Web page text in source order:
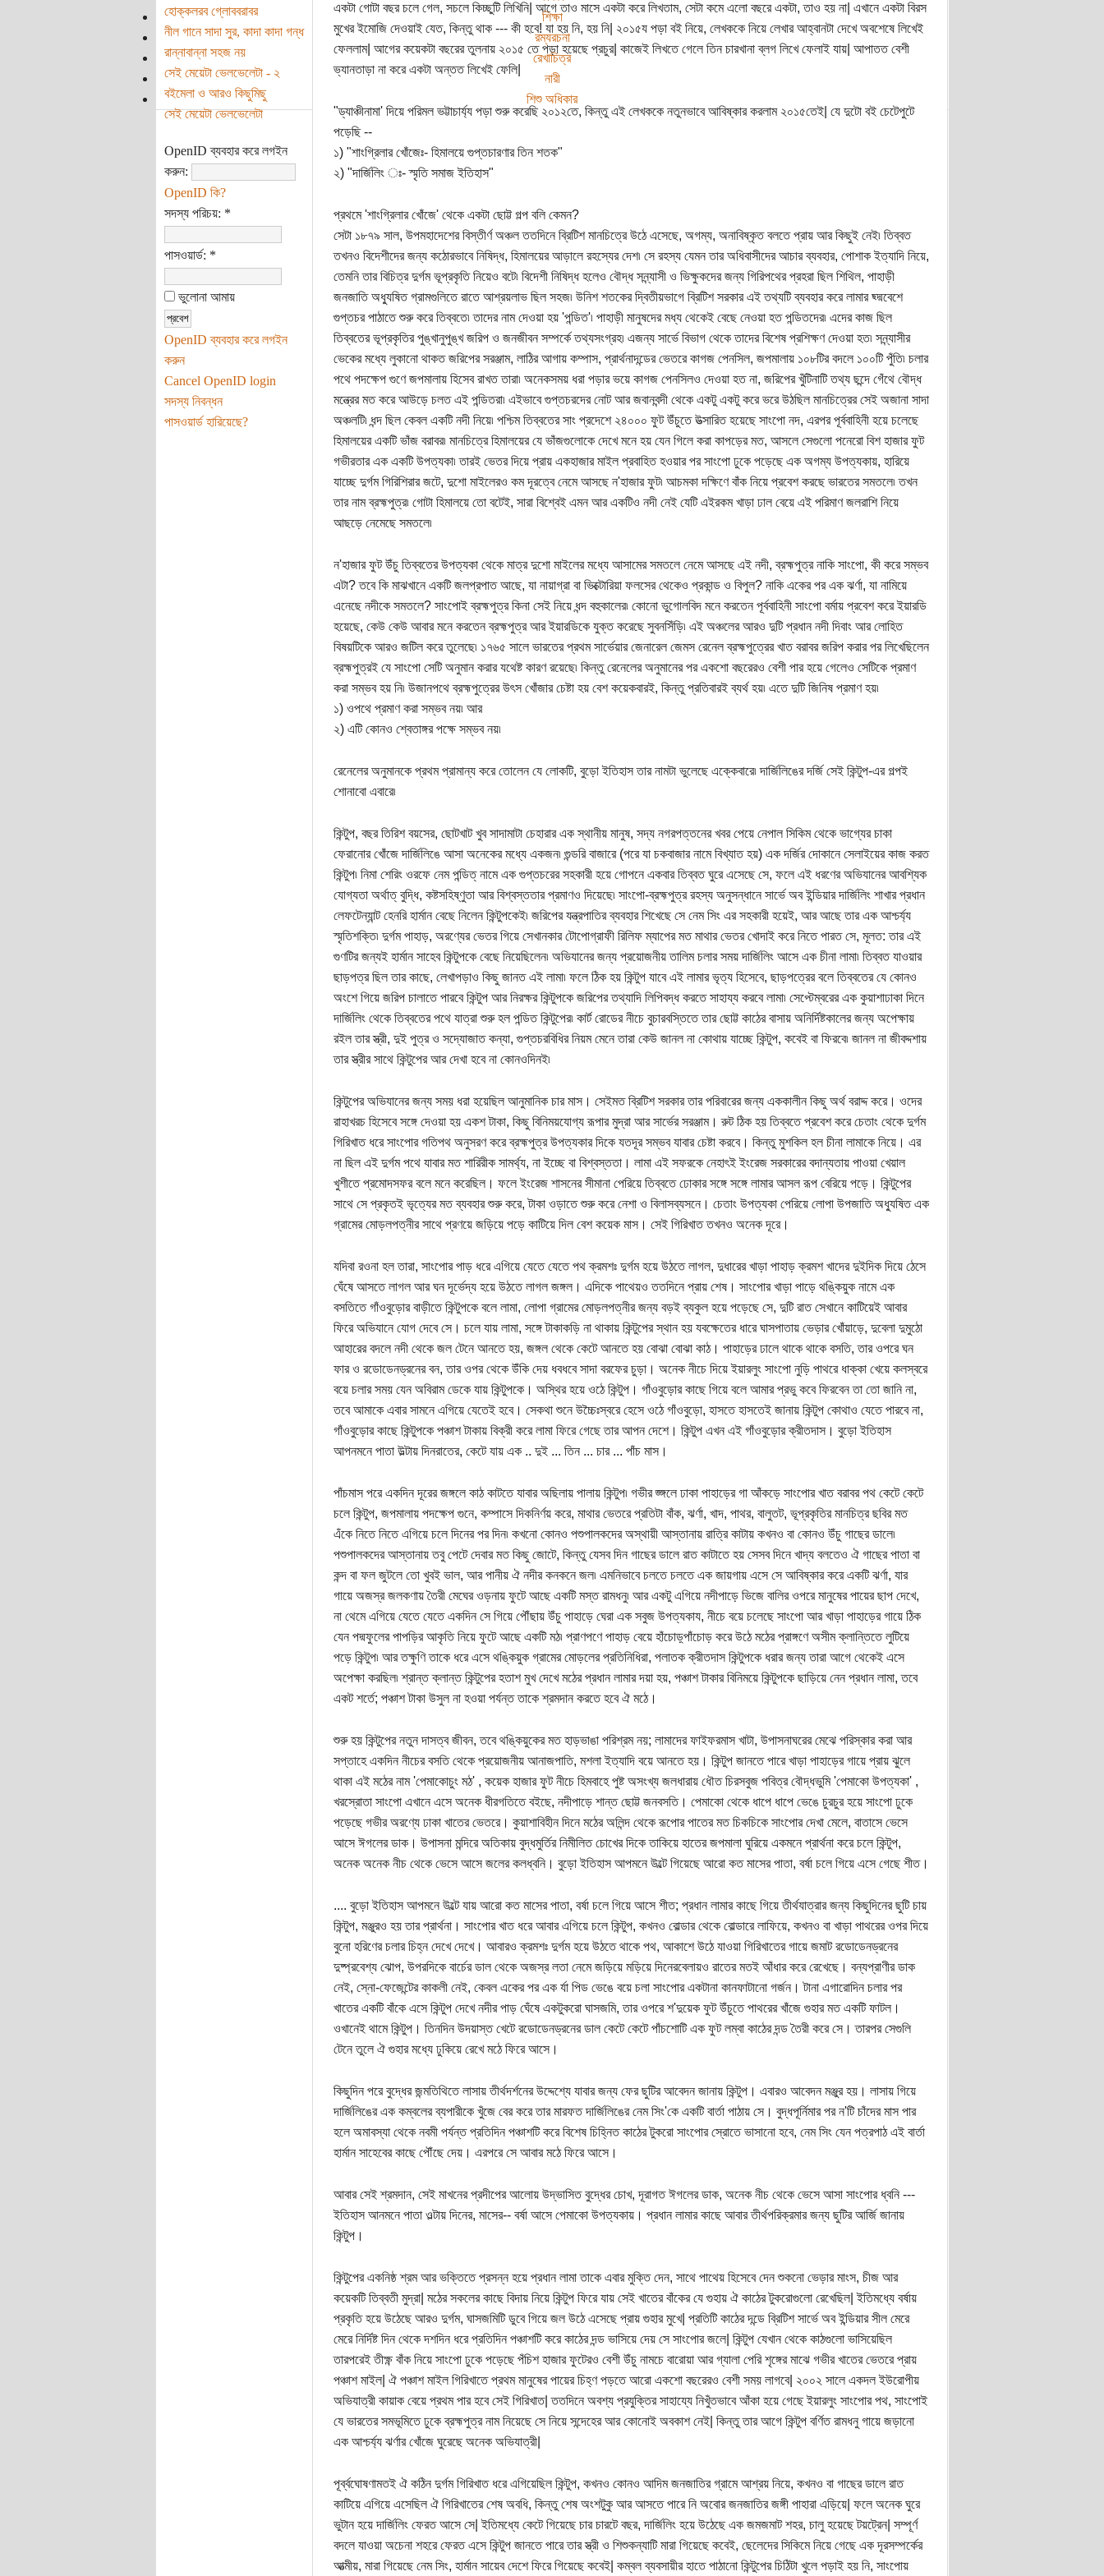
শিক্ষা
রম্যরচনা
রেখাচিত্র
নারী
শিশু অধিকার
হোক্কলরব গ্লোববরাবর
নীল গানে সাদা সুর, কাদা কাদা গন্ধ
রান্নাবান্না সহজ নয়
সেই মেয়েটা ভেলভেলেটা - ২
বইমেলা ও আরও কিছুমিছু
সেই মেয়েটা ভেলভেলেটা
OpenID ব্যবহার করে লগইন
করুন:
OpenID কি?
সদস্য পরিচয়: *
পাসওয়ার্ড: *
ভুলোনা আমায়
OpenID ব্যবহার করে লগইন
করুন
Cancel OpenID login
সদস্য নিবন্ধন
পাসওয়ার্ড হারিয়েছে?
একটা গোটা বছর চলে গেল, সচলে কিচ্ছুটি লিখিনি| আগে তাও মাসে একটা করে লিখতাম, সেটা কমে এলো বছরে একটা, তাও হয় না| এখানে একটা বিরস
মুখের ইমোজি দেওয়াই যেত, কিন্তু থাক --- কী হবে! যা হয় নি, হয় নি| ২০১৫য পড়া বই নিয়ে, লেখককে নিয়ে লেখার আহ্বানটা দেখে অবশেষে লিখেই
ফেললাম| আগের কয়েকটা বছরের তুলনায় ২০১৫ তে পড়া হয়েছে প্রচুর| কাজেই লিখতে গেলে তিন চারখানা ব্লগ লিখে ফেলাই যায়| আপাতত বেশী
ভ্যানতাড়া না করে একটা অন্তত লিখেই ফেলি|
"ড্যাঞ্চীনামা' দিয়ে পরিমল ভট্টাচার্য্য পড়া শুরু করেছি ২০১২তে, কিন্তু এই লেখককে নতুনভাবে আবিষ্কার করলাম ২০১৫তেই| যে দুটো বই চেটেপুটে
পড়েছি --
১) "শাংগ্রিলার খোঁজেঃ- হিমালয়ে গুপ্তচারণার তিন শতক"
২) "দার্জিলিং ঃ- স্মৃতি সমাজ ইতিহাস"
প্রথমে 'শাংগ্রিলার খোঁজে' থেকে একটা ছোট্ট গল্প বলি কেমন?
সেটা ১৮৭৯ সাল, উপমহাদেশের বিস্তীর্ণ অঞ্চল ততদিনে ব্রিটিশ মানচিত্রে উঠে এসেছে, অগম্য, অনাবিষ্কৃত বলতে প্রায় আর কিছুই নেই৷ তিব্বত
তখনও বিদেশীদের জন্য কঠোরভাবে নিষিদ্ধ, হিমালয়ের আড়ালে রহস্যের দেশ৷ সে রহস্য যেমন তার অধিবাসীদের আচার ব্যবহার, পোশাক ইত্যাদি নিয়ে,
তেমনি তার বিচিত্র দুর্গম ভূপ্রকৃতি নিয়েও বটে৷ বিদেশী নিষিদ্ধ হলেও বৌদ্ধ সন্ন্যাসী ও ভিক্ষুকদের জন্য গিরিপথের প্রহরা ছিল শিথিল, পাহাড়ী
জনজাতি অধ্যুষিত গ্রামগুলিতে রাতে আশ্রয়লাভ ছিল সহজ৷ উনিশ শতকের দ্বিতীয়ভাগে ব্রিটিশ সরকার এই তথ্যটি ব্যবহার করে লামার ছ্দ্মবেশে
গুপ্তচর পাঠাতে শুরু করে তিব্বতে৷ তাদের নাম দেওয়া হয় 'পন্ডিত'৷ পাহাড়ী মানুষদের মধ্য থেকেই বেছে নেওয়া হত পন্ডিতদের৷ এদের কাজ ছিল
তিব্বতের ভূপ্রকৃতির পুঙ্খানুপুঙ্খ জরিপ ও জনজীবন সম্পর্কে তথ্যসংগ্রহ৷ এজন্য সার্ভে বিভাগ থেকে তাদের বিশেষ প্রশিক্ষণ দেওয়া হত৷ সন্ন্যাসীর
ভেকের মধ্যে লুকানো থাকত জরিপের সরঞ্জাম, লাঠির আগায় কম্পাস, প্রার্থনাদন্ডের ভেতরে কাগজ পেনসিল, জপমালায় ১০৮টির বদলে ১০০টি পুঁতি৷ চলার
পথে পদক্ষেপ গুণে জপমালায় হিসেব রাখত তারা৷ অনেকসময় ধরা পড়ার ভয়ে কাগজ পেনসিলও দেওয়া হত না, জরিপের খুঁটিনাটি তথ্য ছন্দে গেঁথে বৌদ্ধ
মন্ত্রের মত করে আউড়ে চলত এই পন্ডিতরা৷ এইভাবে গুপ্তচরদের নোট আর জবানবন্দী থেকে একটু একটু করে ভরে উঠছিল মানচিত্রের সেই অজানা সাদা
অঞ্চলটি৷ ধন্দ ছিল কেবল একটি নদী নিয়ে৷ পশ্চিম তিব্বতের সাং প্রদেশে ২৪০০০ ফুট উঁচুতে উত্সারিত হয়েছে সাংপো নদ, এরপর পূর্ববাহিনী হয়ে চলেছে
হিমালয়ের একটি ভাঁজ বরাবর৷ মানচিত্রে হিমালয়ের যে ভাঁজগুলোকে দেখে মনে হয় যেন গিলে করা কাপড়ের মত, আসলে সেগুলো পনেরো বিশ হাজার ফুট
গভীরতার এক একটি উপত্যকা৷ তারই ভেতর দিয়ে প্রায় একহাজার মাইল প্রবাহিত হওয়ার পর সাংপো ঢুকে পড়েছে এক অগম্য উপত্যকায়, হারিয়ে
যাচ্ছে দুর্গম গিরিশিরার জটে, দুশো মাইলেরও কম দূরত্বে নেমে আসছে ন'হাজার ফুট৷ আচমকা দক্ষিণে বাঁক নিয়ে প্রবেশ করছে ভারতের সমতলে৷ তখন
তার নাম ব্রহ্মপুত্র৷ গোটা হিমালয়ে তো বটেই, সারা বিশ্বেই এমন আর একটিও নদী নেই যেটি এইরকম খাড়া ঢাল বেয়ে এই পরিমাণ জলরাশি নিয়ে
আছড়ে নেমেছে সমতলে৷
ন'হাজার ফুট উঁচু তিব্বতের উপত্যকা থেকে মাত্র দুশো মাইলের মধ্যে আসামের সমতলে নেমে আসছে এই নদী, ব্রহ্মপুত্র নাকি সাংপো, কী করে সম্ভব
এটা? তবে কি মাঝখানে একটি জলপ্রপাত আছে, যা নায়াগ্রা বা ভিক্টোরিয়া ফলসের থেকেও প্রকান্ড ও বিপুল? নাকি একের পর এক ঝর্ণা, যা নামিয়ে
এনেছে নদীকে সমতলে? সাংপোই ব্রহ্মপুত্র কিনা সেই নিয়ে ধন্দ বহুকালের৷ কোনো ভুগোলবিদ মনে করতেন পূর্ববাহিনী সাংপো বর্মায় প্রবেশ করে ইয়ারডি
হয়েছে, কেউ কেউ আবার মনে করতেন ব্রহ্মপুত্র আর ইয়ারডিকে যুক্ত করেছে সুবনসিঁড়ি৷ এই অঞ্চলের আরও দুটি প্রধান নদী দিবাং আর লোহিত
বিষয়টিকে আরও জটিল করে তুলেছে৷ ১৭৬৫ সালে ভারতের প্রথম সার্ভেয়ার জেনারেল জেমস রেনেল ব্রহ্মপুত্রের খাত বরাবর জরিপ করার পর লিখেছিলেন
ব্রহ্মপুত্রই যে সাংপো সেটি অনুমান করার যথেষ্ট কারণ রয়েছে৷ কিন্তু রেনেলের অনুমানের পর একশো বছরেরও বেশী পার হয়ে গেলেও সেটিকে প্রমাণ
করা সম্ভব হয় নি৷ উজানপথে ব্রহ্মপুত্রের উৎস খোঁজার চেষ্টা হয় বেশ কয়েকবারই, কিন্তু প্রতিবারই ব্যর্থ হয়৷ এতে দুটি জিনিষ প্রমাণ হয়৷
১) ওপথে প্রমাণ করা সম্ভব নয়৷ আর
২) এটি কোনও শ্বেতাঙ্গর পক্ষে সম্ভব নয়৷
রেনেলের অনুমানকে প্রথম প্রামান্য করে তোলেন যে লোকটি, বুড়ো ইতিহাস তার নামটা ভুলেছে এক্কেবারে৷ দার্জিলিঙের দর্জি সেই কিন্টুপ-এর গল্পই
শোনাবো এবারে৷
কিন্টুপ, বছর তিরিশ বয়সের, ছোটখাট খুব সাদামাটা চেহারার এক স্থানীয় মানুষ, সদ্য নগরপত্তনের খবর পেয়ে নেপাল সিকিম থেকে ভাগ্যের চাকা
ফেরানোর খোঁজে দার্জিলিঙে আসা অনেকের মধ্যে একজন৷ গুন্ডরি বাজারে (পরে যা চকবাজার নামে বিখ্যাত হয়) এক দর্জির দোকানে সেলাইয়ের কাজ করত
কিন্টুপ৷ নিমা শেরিং ওরফে নেম পন্ডিত্ নামে এক গুপ্তচরের সহকারী হয়ে গোপনে একবার তিব্বত ঘুরে এসেছে সে, ফলে এই ধরণের অভিযানের আবশ্যিক
যোগ্যতা অর্থাত্ বুদ্ধি, কষ্টসহিষ্ণুতা আর বিশ্বস্ততার প্রমাণও দিয়েছে৷ সাংপো-ব্রহ্মপুত্র রহস্য অনুসন্ধানে সার্ভে অব ইন্ডিয়ার দার্জিলিং শাখার প্রধান
লেফটেন্যান্ট হেনরি হার্মান বেছে নিলেন কিন্টুপকেই৷ জরিপের যন্ত্রপাতির ব্যবহার শিখেছে সে নেম সিং এর সহকারী হয়েই, আর আছে তার এক আশ্চর্য্য
স্মৃতিশক্তি৷ দুর্গম পাহাড়, অরণ্যের ভেতর গিয়ে সেখানকার টোপোগ্রাফী রিলিফ ম্যাপের মত মাথার ভেতর খোদাই করে নিতে পারত সে, মূলত: তার এই
গুণটির জন্যই হার্মান সাহেব কিন্টুপকে বেছে নিয়েছিলেন৷ অভিযানের জন্য প্রয়োজনীয় তালিম চলার সময় দার্জিলিং আসে এক চীনা লামা৷ তিব্বত যাওয়ার
ছাড়পত্র ছিল তার কাছে, লেখাপড়াও কিছু জানত এই লামা৷ ফলে ঠিক হয় কিন্টুপ যাবে এই লামার ভৃত্য হিসেবে, ছাড়পত্রের বলে তিব্বতের যে কোনও
অংশে গিয়ে জরিপ চালাতে পারবে কিন্টুপ আর নিরক্ষর কিন্টুপকে জরিপের তথ্যাদি লিপিবদ্ধ করতে সাহায্য করবে লামা৷ সেপ্টেম্বরের এক কুয়াশাঢাকা দিনে
দার্জিলিং থেকে তিব্বতের পথে যাত্রা শুরু হল পন্ডিত কিন্টুপের৷ কার্ট রোডের নীচে বুচারবস্তিতে তার ছোট্ট কাঠের বাসায় অনির্দিষ্টকালের জন্য অপেক্ষায়
রইল তার স্ত্রী, দুই পুত্র ও সদ্যোজাত কন্যা, গুপ্তচরবিধির নিয়ম মেনে তারা কেউ জানল না কোথায় যাচ্ছে কিন্টুপ, কবেই বা ফিরবে৷ জানল না জীবদ্দশায়
তার স্ত্রীর সাথে কিন্টুপের আর দেখা হবে না কোনওদিনই৷
কিন্টুপের অভিযানের জন্য সময় ধরা হয়েছিল আনুমানিক চার মাস। সেইমত ব্রিটিশ সরকার তার পরিবারের জন্য এককালীন কিছু অর্থ বরাদ্দ করে। ওদের
রাহাখরচ হিসেবে সঙ্গে দেওয়া হয় একশ টাকা, কিছু বিনিময়যোগ্য রূপার মুদ্রা আর সার্ভের সরঞ্জাম। রুট ঠিক হয় তিব্বতে প্রবেশ করে চেতাং থেকে দুর্গম
গিরিখাত ধরে সাংপোর গতিপথ অনুসরণ করে ব্রহ্মপুত্র উপত্যকার দিকে যতদূর সম্ভব যাবার চেষ্টা করবে। কিন্তু মুশকিল হল চীনা লামাকে নিয়ে। এর
না ছিল এই দুর্গম পথে যাবার মত শারিরীক সামর্থ্য, না ইচ্ছে বা বিশ্বস্ততা। লামা এই সফরকে নেহাৎই ইংরেজ সরকারের বদান্যতায় পাওয়া খেয়াল
খুশীতে প্রমোদসফর বলে মনে করেছিল। ফলে ইংরেজ শাসনের সীমানা পেরিয়ে তিব্বতে ঢোকার সঙ্গে সঙ্গে লামার আসল রূপ বেরিয়ে পড়ে। কিন্টুপের
সাথে সে প্রকৃতই ভৃত্যের মত ব্যবহার শুরু করে, টাকা ওড়াতে শুরু করে নেশা ও বিলাসব্যসনে। চেতাং উপত্যকা পেরিয়ে লোপা উপজাতি অধ্যুষিত এক
গ্রামের মোড়লপত্নীর সাথে প্রণয়ে জড়িয়ে পড়ে কাটিয়ে দিল বেশ কয়েক মাস। সেই গিরিখাত তখনও অনেক দূরে।
যদিবা রওনা হল তারা, সাংপোর পাড় ধরে এগিয়ে যেতে যেতে পথ ক্রমশঃ দুর্গম হয়ে উঠতে লাগল, দুধারের খাড়া পাহাড় ক্রমশ খাদের দুইদিক দিয়ে ঠেসে
ঘেঁষে আসতে লাগল আর ঘন দূর্ভেদ্য হয়ে উঠতে লাগল জঙ্গল। এদিকে পাথেয়ও ততদিনে প্রায় শেষ। সাংপোর খাড়া পাড়ে থঙ্কিয়ুক নামে এক
বসতিতে গাঁওবুড়োর বাড়ীতে কিন্টুপকে বলে লামা, লোপা গ্রামের মোড়লপত্নীর জন্য বড়ই ব্যকুল হয়ে পড়েছে সে, দুটি রাত সেখানে কাটিয়েই আবার
ফিরে অভিযানে যোগ দেবে সে। চলে যায় লামা, সঙ্গে টাকাকড়ি না থাকায় কিন্টুপের স্থান হয় যবক্ষেতের ধারে ঘাসপাতায় ভেড়ার খোঁয়াড়ে, দুবেলা দুমুঠো
আহারের বদলে নদী থেকে জল টেনে আনতে হয়, জঙ্গল থেকে কেটে আনতে হয় বোঝা বোঝা কাঠ। পাহাড়ের ঢালে থাকে থাকে বসতি, তার ওপরে ঘন
ফার ও রডোডেনড্রনের বন, তার ওপর থেকে উঁকি দেয় ধবধবে সাদা বরফের চুড়া। অনেক নীচে দিয়ে ইয়ারলুং সাংপো নুড়ি পাথরে ধাক্কা খেয়ে কলস্বরে
বয়ে চলার সময় যেন অবিরাম ডেকে যায় কিন্টুপকে। অস্থির হয়ে ওঠে কিন্টুপ। গাঁওবুড়োর কাছে গিয়ে বলে আমার প্রভু কবে ফিরবেন তা তো জানি না,
তবে আমাকে এবার সামনে এগিয়ে যেতেই হবে। সেকথা শুনে উচ্চৈঃস্বরে হেসে ওঠে গাঁওবুড়ো, হাসতে হাসতেই জানায় কিন্টুপ কোথাও যেতে পারবে না,
গাঁওবুড়োর কাছে কিন্টুপকে পঞ্চাশ টাকায় বিক্রী করে লামা ফিরে গেছে তার আপন দেশে। কিন্টুপ এখন এই গাঁওবুড়োর ক্রীতদাস। বুড়ো ইতিহাস
আপনমনে পাতা উল্টায় দিনরাতের, কেটে যায় এক .. দুই ... তিন ... চার ... পাঁচ মাস।
পাঁচমাস পরে একদিন দূরের জঙ্গলে কাঠ কাটতে যাবার অছিলায় পালায় কিন্টুপ৷ গভীর জ্ঙ্গলে ঢাকা পাহাড়ের গা আঁকড়ে সাংপোর খাত বরাবর পথ কেটে কেটে
চলে কিন্টুপ, জপমালায় পদক্ষেপ গুনে, কম্পাসে দিকনির্ণয় করে, মাথার ভেতরে প্রতিটা বাঁক, ঝর্ণা, খাদ, পাথর, বালুতট, ভূপ্রকৃতির মানচিত্র ছবির মত
এঁকে নিতে নিতে এগিয়ে চলে দিনের পর দিন৷ কখনো কোনও পশুপালকদের অস্থায়ী আস্তানায় রাত্রি কাটায় কখনও বা কোনও উঁচু গাছের ডালে৷
পশুপালকদের আস্তানায় তবু পেটে দেবার মত কিছু জোটে, কিন্তু যেসব দিন গাছের ডালে রাত কাটাতে হয় সেসব দিনে খাদ্য বলতেও ঐ গাছের পাতা বা
কন্দ বা ফল জুটলে তো খুবই ভাল, আর পানীয় ঐ নদীর কনকনে জল৷ এমনিভাবে চলতে চলতে এক জায়গায় এসে সে আবিষ্কার করে একটি ঝর্ণা, যার
গায়ে অজস্র জলকণায় তৈরী মেঘের ওড়নায় ফুটে আছে একটি মস্ত রামধনু৷ আর একটু এগিয়ে নদীপাড়ে ভিজে বালির ওপরে মানুষের পায়ের ছাপ দেখে,
না থেমে এগিয়ে যেতে যেতে একদিন সে গিয়ে পৌঁছায় উঁচু পাহাড়ে ঘেরা এক সবুজ উপত্যকায, নীচে বয়ে চলেছে সাংপো আর খাড়া পাহাড়ের গায়ে ঠিক
যেন পদ্মফুলের পাপড়ির আকৃতি নিয়ে ফুটে আছে একটি মঠ৷ প্রাণপণে পাহাড় বেয়ে হাঁচোড়্পাঁচোড় করে উঠে মঠের প্রাঙ্গণে অসীম ক্লান্তিতে লুটিয়ে
পড়ে কিন্টুপ৷ আর তক্ষুণি তাকে ধরে এসে থঙ্কিয়ুক গ্রামের মোড়লের প্রতিনিধিরা, পলাতক ক্রীতদাস কিন্টুপকে ধরার জন্য তারা আগে থেকেই এসে
অপেক্ষা করছিল৷ শ্রান্ত ক্লান্ত কিন্টুপের হতাশ মুখ দেখে মঠের প্রধান লামার দয়া হয়, পঞ্চাশ টাকার বিনিময়ে কিন্টুপকে ছাড়িয়ে নেন প্রধান লামা, তবে
একট শর্তে; পঞ্চাশ টাকা উসুল না হওয়া পর্যন্ত তাকে শ্রমদান করতে হবে ঐ মঠে।
শুরু হয় কিন্টুপের নতুন দাসত্ব জীবন, তবে থঙ্কিয়ুকের মত হাড়ভাঙা পরিশ্রম নয়; লামাদের ফাইফরমাস খাটা, উপাসনাঘরের মেঝে পরিস্কার করা আর
সপ্তাহে একদিন নীচের বসতি থেকে প্রয়োজনীয় আনাজপাতি, মশলা ইত্যাদি বয়ে আনতে হয়। কিন্টুপ জানতে পারে খাড়া পাহাড়ের গায়ে প্রায় ঝুলে
থাকা এই মঠের নাম 'পেমাকোচুং মঠ' , কয়েক হাজার ফুট নীচে হিমবাহে পুষ্ট অসংখ্য জলধারায় ধৌত চিরসবুজ পবিত্র বৌদ্ধভুমি 'পেমাকো উপত্যকা' ,
খরস্রোতা সাংপো এখানে এসে অনেক ধীরগতিতে বইছে, নদীপাড়ে শান্ত ছোট্ট জনবসতি। পেমাকো থেকে ধাপে ধাপে ভেঙে চুরচুর হয়ে সাংপো ঢুকে
পড়েছে গভীর অরণ্যে ঢাকা খাতের ভেতরে। কুয়াশাবিহীন দিনে মঠের অলিন্দ থেকে রূপোর পাতের মত চিকচিকে সাংপোর দেখা মেলে, বাতাসে ভেসে
আসে ঈগলের ডাক। উপাসনা মন্দিরে অতিকায় বুদ্ধমুর্তির নিমীলিত চোখের দিকে তাকিয়ে হাতের জপমালা ঘুরিয়ে একমনে প্রার্থনা করে চলে কিন্টুপ,
অনেক অনেক নীচ থেকে ভেসে আসে জলের কলধ্বনি। বুড়ো ইতিহাস আপমনে উল্টে গিয়েছে আরো কত মাসের পাতা, বর্ষা চলে গিয়ে এসে গেছে শীত।
.... বুড়ো ইতিহাস আপমনে উল্টে যায় আরো কত মাসের পাতা, বর্ষা চলে গিয়ে আসে শীত; প্রধান লামার কাছে গিয়ে তীর্থযাত্রার জন্য কিছুদিনের ছুটি চায়
কিন্টুপ, মঞ্জুরও হয় তার প্রার্থনা। সাংপোর খাত ধরে আবার এগিয়ে চলে কিন্টুপ, কখনও বোল্ডার থেকে বোল্ডারে লাফিয়ে, কখনও বা খাড়া পাথরের ওপর দিয়ে
বুনো হরিণের চলার চিহ্ন দেখে দেখে। আবারও ক্রমশঃ দুর্গম হয়ে উঠতে থাকে পথ, আকাশে উঠে যাওয়া গিরিখাতের গায়ে জমাট রডোডেনড্রনের
দুষ্প্রবেশ্য ঝোপ, উপরদিকে বার্চের ডাল থেকে অজস্র লতা নেমে জড়িয়ে মড়িয়ে দিনেরবেলায়ও রাতের মতই আঁধার করে রেখেছে। বন্যপ্রাণীর ডাক
নেই, স্নো-ফেজেন্টের কাকলী নেই, কেবল একের পর এক র্যা পিড ভেঙে বয়ে চলা সাংপোর একটানা কানফাটানো গর্জন। টানা এগারোদিন চলার পর
খাতের একটি বাঁকে এসে কিন্টুপ দেখে নদীর পাড় ঘেঁষে একটুকরো ঘাসজমি, তার ওপরে শ'দুয়েক ফুট উঁচুতে পাথরের খাঁজে গুহার মত একটি ফাটল।
ওখানেই থামে কিন্টুপ। তিনদিন উদয়াস্ত খেটে রডোডেনড্রনের ডাল কেটে কেটে পাঁচশোটি এক ফুট লম্বা কাঠের দন্ড তৈরী করে সে। তারপর সেগুলি
টেনে তুলে ঐ গুহার মধ্যে ঢুকিয়ে রেখে মঠে ফিরে আসে।
কিছুদিন পরে বুদ্ধের জন্মতিথিতে লাসায় তীর্থদর্শনের উদ্দেশ্যে যাবার জন্য ফের ছুটির আবেদন জানায় কিন্টুপ। এবারও আবেদন মঞ্জুর হয়। লাসায় গিয়ে
দার্জিলিঙের এক কম্বলের ব্যপারীকে খুঁজে বের করে তার মারফত দার্জিলিঙের নেম সিং'কে একটি বার্তা পাঠায় সে। বুদ্ধপূর্নিমার পর ন'টি চাঁদের মাস পার
হলে অমাবস্যা থেকে নবমী পর্যন্ত প্রতিদিন পঞ্চাশটি করে বিশেষ চিহ্নিত কাঠের টুকরো সাংপোর স্রোতে ভাসানো হবে, নেম সিং যেন পত্রপাঠ এই বার্তা
হার্মান সাহেবের কাছে পৌঁছে দেয়। এরপরে সে আবার মঠে ফিরে আসে।
আবার সেই শ্রমদান, সেই মাখনের প্রদীপের আলোয় উদ্ভাসিত বুদ্ধের চোখ, দূরাগত ঈগলের ডাক, অনেক নীচ থেকে ভেসে আসা সাংপোর ধ্বনি ---
ইতিহাস আনমনে পাতা ওল্টায় দিনের, মাসের-- বর্ষা আসে পেমাকো উপত্যকায়। প্রধান লামার কাছে আবার তীর্থপরিক্রমার জন্য ছুটির আর্জি জানায়
কিন্টুপ।
কিন্টুপের একনিষ্ঠ শ্রম আর ভক্তিতে প্রসন্ন হয়ে প্রধান লামা তাকে এবার মুক্তি দেন, সাথে পাথেয় হিসেবে দেন শুকনো ভেড়ার মাংস, চীজ আর
কয়েকটি তিব্বতী মুদ্রা| মঠের সকলের কাছে বিদায় নিয়ে কিন্টুপ ফিরে যায় সেই খাতের বাঁকের যে গুহায় ঐ কাঠের টুকরোগুলো রেখেছিল| ইতিমধ্যে বর্ষায়
প্রকৃতি হয়ে উঠেছে আরও দুর্গম, ঘাসজমিটি ডুবে গিয়ে জল উঠে এসেছে প্রায় গুহার মুখে| প্রতিটি কাঠের দন্ডে ব্রিটিশ সার্ভে অব ইন্ডিয়ার সীল মেরে
মেরে নির্দিষ্ট দিন থেকে দশদিন ধরে প্রতিদিন পঞ্চাশটি করে কাঠের দন্ড ভাসিয়ে দেয় সে সাংপোর জলে| কিন্টুপ যেখান থেকে কাঠগুলো ভাসিয়েছিল
তারপরেই তীক্ষ্ণ বাঁক নিয়ে সাংপো ঢুকে পড়েছে পঁচিশ হাজার ফুটেরও বেশী উঁচু নামচে বারোয়া আর গ্যালা পেরি শৃঙ্গের মাঝে গভীর খাতের ভেতরে প্রায়
পঞ্চাশ মাইল| ঐ পঞ্চাশ মাইল গিরিখাতে প্রথম মানুষের পায়ের চিহ্ণ পড়তে আরো একশো বছরেরও বেশী সময় লাগবে| ২০০২ সালে একদল ইউরোপীয়
অভিযাত্রী কায়াক বেয়ে প্রথম পার হবে সেই গিরিখাত| ততদিনে অবশ্য প্রযুক্তির সাহায্যে নিখুঁতভাবে আঁকা হয়ে গেছে ইয়ারলুং সাংপোর পথ, সাংপোই
যে ভারতের সমভূমিতে ঢুকে ব্রহ্মপুত্র নাম নিয়েছে সে নিয়ে সন্দেহের আর কোনোই অবকাশ নেই| কিন্তু তার আগে কিন্টুপ বর্ণিত রামধনু গায়ে জড়ানো
এক আশ্চর্য্য ঝর্ণার খোঁজে ঘুরেছে অনেক অভিযাত্রী|
পূর্ব্বঘোষণামতই ঐ কঠিন দুর্গম গিরিখাত ধরে এগিয়েছিল কিন্টুপ, কখনও কোনও আদিম জনজাতির গ্রামে আশ্রয় নিয়ে, কখনও বা গাছের ডালে রাত
কাটিয়ে এগিয়ে এসেছিল ঐ গিরিখাতের শেষ অবধি, কিন্তু শেষ অংশটুকু আর আসতে পারে নি অবোর জনজাতির জঙ্গী পাহারা এড়িয়ে| ফলে অনেক ঘুরে
ভুটান হয়ে দার্জিলিং ফেরত আসে সে| ইতিমধ্যে কেটে গিয়েছে চার চারটে বছর, দার্জিলিং হয়ে উঠেছে এক জমজমাট শহর, চালু হয়েছে টয়ট্রেন| সম্পূর্ণ
বদলে যাওয়া অচেনা শহরে ফেরত এসে কিন্টুপ জানতে পারে তার স্ত্রী ও শিশুকন্যাটি মারা গিয়েছে কবেই, ছেলেদের সিকিমে নিয়ে গেছে এক দূরসম্পর্কের
আত্মীয়, মারা গিয়েছে নেম সিং, হার্মান সায়েব দেশে ফিরে গিয়েছে কবেই| কম্বল ব্যবসায়ীর হাতে পাঠানো কিন্টুপের চিঠিটা খুলে পড়াই হয় নি, সাংপোয়